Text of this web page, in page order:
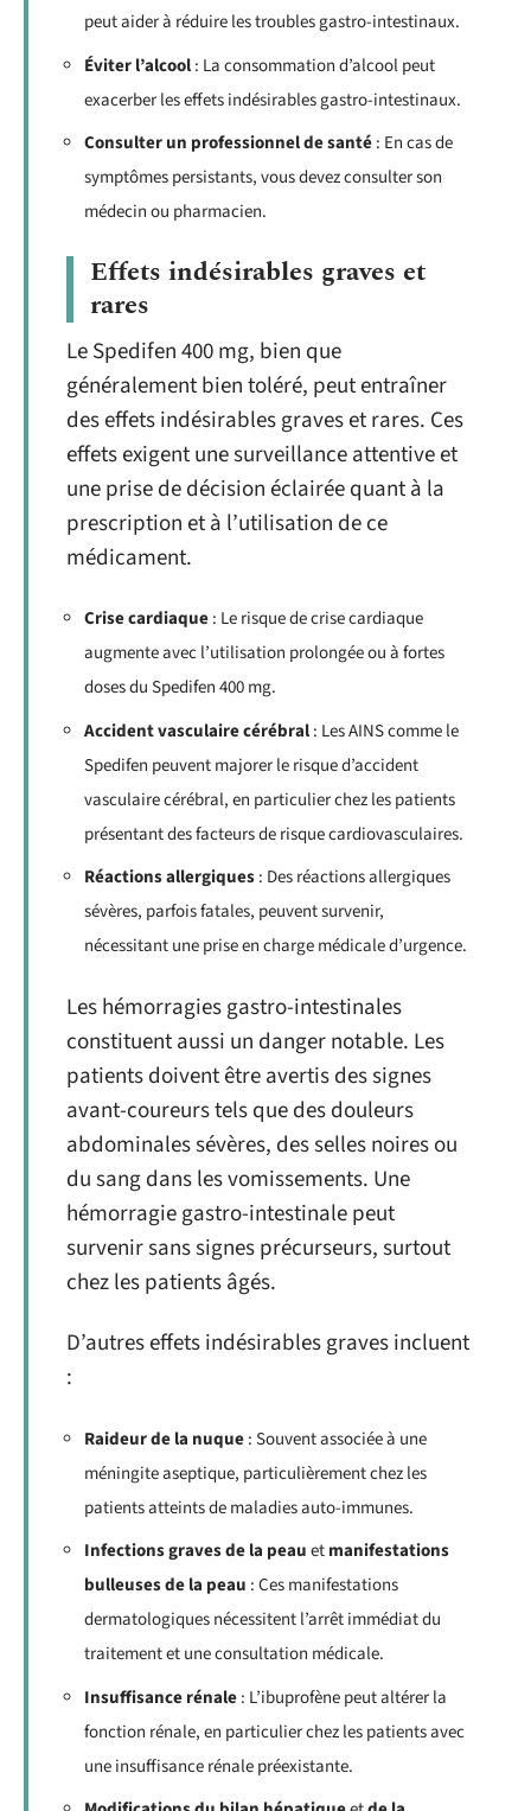
peut aider à réduire les troubles gastro-intestinaux.
Éviter l’alcool: La consommation d’alcool peut
exacerber les effets indésirables gastro-intestinaux.
Consulter un professionnel de santé: En cas de
symptômes persistants, vous devez consulter son
médecin ou pharmacien.
Effets indésirables graves et
rares
Le Spedifen 400 mg, bien que
généralement bien toléré, peut entraîner
des effets indésirables graves et rares. Ces
effets exigent une surveillance attentive et
une prise de décision éclairée quant à la
prescription et à l’utilisation de ce
médicament.
Crise cardiaque: Le risque de crise cardiaque
augmente avec l’utilisation prolongée ou à fortes
doses du Spedifen 400 mg.
Accident vasculaire cérébral: Les AINS comme le
Spedifen peuvent majorer le risque d’accident
vasculaire cérébral, en particulier chez les patients
présentant des facteurs de risque cardiovasculaires.
Réactions allergiques: Des réactions allergiques
sévères, parfois fatales, peuvent survenir,
nécessitant une prise en charge médicale d’urgence.
Les hémorragies gastro-intestinales
constituent aussi un danger notable. Les
patients doivent être avertis des signes
avant-coureurs tels que des douleurs
abdominales sévères, des selles noires ou
du sang dans les vomissements. Une
hémorragie gastro-intestinale peut
survenir sans signes précurseurs, surtout
chez les patients âgés.
D’autres effets indésirables graves incluent
:
Raideur de la nuque: Souvent associée à une
méningite aseptique, particulièrement chez les
patients atteints de maladies auto-immunes.
Infections graves de la peauetmanifestations
bulleuses de la peau : Ces manifestations
dermatologiques nécessitent l’arrêt immédiat du
traitement et une consultation médicale.
Insuffisance rénale: L’ibuprofène peut altérer la
fonction rénale, en particulier chez les patients avec
une insuffisance rénale préexistante.